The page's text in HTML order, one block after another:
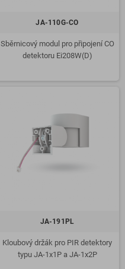
JA-110G-CO
Sběrnicový modul pro připojení CO
detektoru Ei208W(D)
JA-191PL
Kloubový držák pro PIR detektory
typu JA-1x1P a JA-1x2P